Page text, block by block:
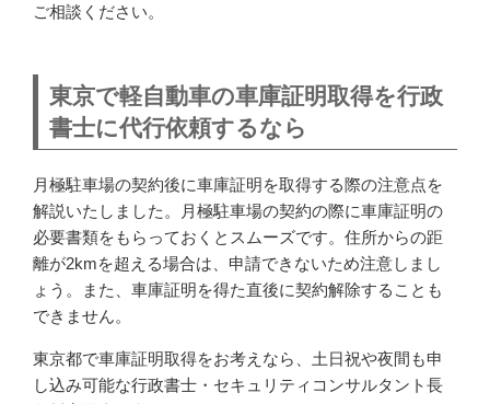
ご相談ください。
東京で軽自動車の車庫証明取得を行政
書士に代行依頼するなら
月極駐車場の契約後に車庫証明を取得する際の注意点を
解説いたしました。月極駐車場の契約の際に車庫証明の
必要書類をもらっておくとスムーズです。住所からの距
離が2kmを超える場合は、申請できないため注意しまし
ょう。また、車庫証明を得た直後に契約解除することも
できません。
東京都で車庫証明取得をお考えなら、土日祝や夜間も申
し込み可能な行政書士・セキュリティコンサルタント長